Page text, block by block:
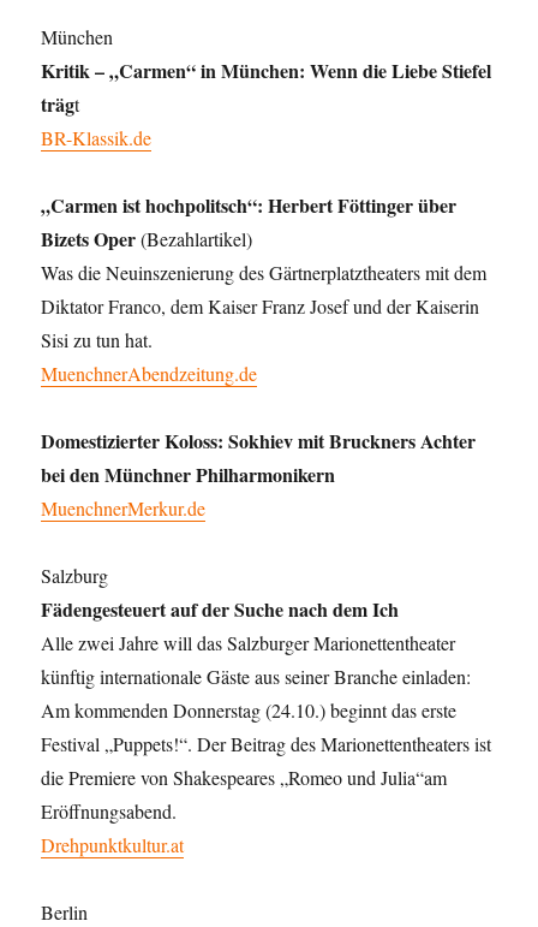
München
Kritik – „Carmen“ in München: Wenn die Liebe Stiefel
trägt
BR-Klassik.de
„Carmen ist hochpolitsch“: Herbert Föttinger über
Bizets Oper(Bezahlartikel)
Was die Neuinszenierung des Gärtnerplatztheaters mit dem
Diktator Franco, dem Kaiser Franz Josef und der Kaiserin
Sisi zu tun hat.
MuenchnerAbendzeitung.de
Domestizierter Koloss: Sokhiev mit Bruckners Achter
bei den Münchner Philharmonikern
MuenchnerMerkur.de
Salzburg
Fädengesteuert auf der Suche nach dem Ich
Alle zwei Jahre will das Salzburger Marionettentheater
künftig internationale Gäste aus seiner Branche einladen:
Am kommenden Donnerstag (24.10.) beginnt das erste
Festival „Puppets!“. Der Beitrag des Marionettentheaters ist
die Premiere von Shakespeares „Romeo und Julia“am
Eröffnungsabend.
Drehpunktkultur.at
Berlin